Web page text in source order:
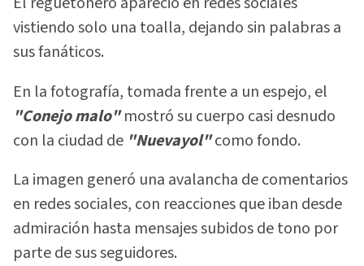
vistiendo solo una toalla, dejando sin palabras a
sus fanáticos.
En la fotografía, tomada frente a un espejo, el
"Conejo malo"mostró su cuerpo casi desnudo
con la ciudad de "Nuevayol"como fondo.
La imagen generó una avalancha de comentarios
en redes sociales, con reacciones que iban desde
admiración hasta mensajes subidos de tono por
parte de sus seguidores.